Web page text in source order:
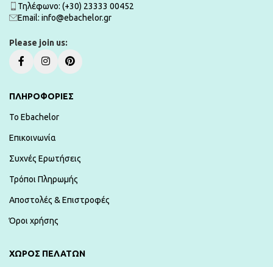
Τηλέφωνο: (+30) 23333 00452
Εmail: info@ebachelor.gr
Please join us:
ΠΛΗΡΟΦΟΡΙΕΣ
To Ebachelor
Επικοινωνία
Συχνές Ερωτήσεις
Τρόποι Πληρωμής
Αποστολές & Επιστροφές
Όροι χρήσης
ΧΏΡΟΣ ΠΕΛΑΤΏΝ